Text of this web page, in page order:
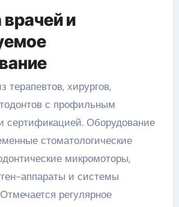
и
терапевтов, хирургов,
с профильным
сертификацией. Оборудование
стоматологические
микромоторы,
аппараты и системы
регулярное